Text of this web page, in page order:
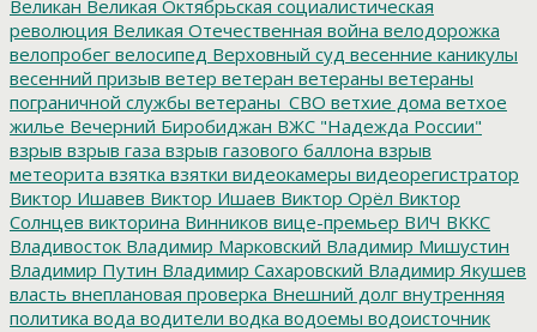
Великан Великая Октябрьская социалистическая
революция Великая Отечественная война велодорожка
велопробег велосипед Верховный суд весенние каникулы
весенний призыв ветер ветеран ветераны ветераны
пограничной службы ветераны_СВО ветхие дома ветхое
жилье Вечерний Биробиджан ВЖС "Надежда России"
взрыв взрыв газа взрыв газового баллона взрыв
метеорита взятка взятки видеокамеры видеорегистратор
Виктор Ишавев Виктор Ишаев Виктор Орёл Виктор
Солнцев викторина Винников вице-премьер ВИЧ ВККС
Владивосток Владимир Марковский Владимир Мишустин
Владимир Путин Владимир Сахаровский Владимир Якушев
власть внеплановая проверка Внешний долг внутренняя
политика вода водители водка водоемы водоисточник